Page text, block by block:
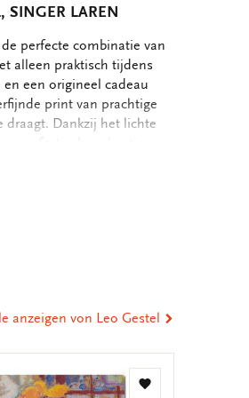
SINGER LAREN
perfecte combinatie van
alleen praktisch tijdens
een origineel cadeau
print van prachtige
draagt. Dankzij het lichte
festivals, vakanties,
elegante waaier voor
en design. Waarom
anzeigen von Leo Gestel
Zur